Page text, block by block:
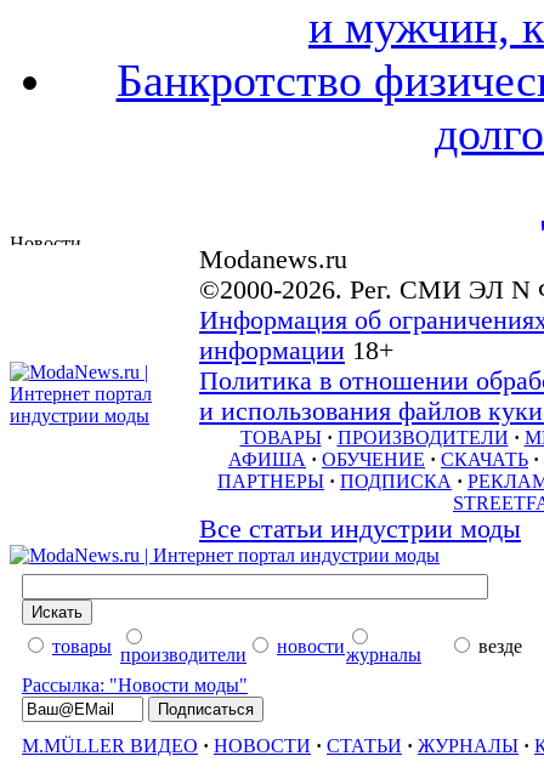
и мужчин,
Банкротство
Modanews.ru
©2000-2026. Рег. СМИ ЭЛ N
Информация об
информации 18+
Политика в отношении
и использования файлов
ТОВАРЫ · ПРОИЗВОДИТЕЛИ ·
АФИША · ОБУЧЕНИЕ · СКАЧАТЬ ·
ПАРТНЕРЫ · ПОДПИСКА ·
Все статьи индустрии моды
товары производители новостижурналы
везде
Рассылка: "Новости моды"
M.MÜLLER ВИДЕО · НОВОСТИ · СТАТЬИ · ЖУРНАЛЫ ·